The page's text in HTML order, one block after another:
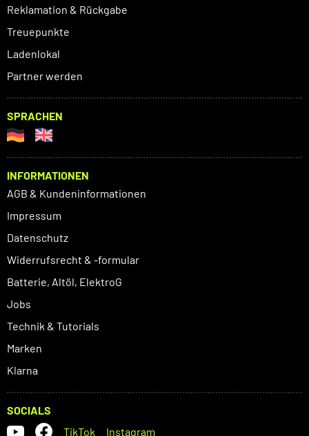
Reklamation & Rückgabe
Treuepunkte
Ladenlokal
Partner werden
SPRACHEN
INFORMATIONEN
AGB & Kundeninformationen
Impressum
Datenschutz
Widerrufsrecht & -formular
Batterie, Altöl, ElektroG
Jobs
Technik & Tutorials
Marken
Klarna
SOCIALS
TikTok
Instagram